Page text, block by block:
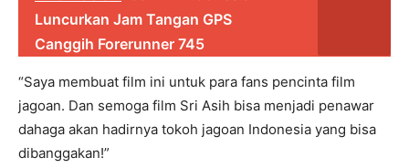
Luncurkan Jam Tangan GPS
Canggih Forerunner 745
“Saya membuat film ini untuk para fans pencinta film
jagoan. Dan semoga film Sri Asih bisa menjadi penawar
dahaga akan hadirnya tokoh jagoan Indonesia yang bisa
dibanggakan!”